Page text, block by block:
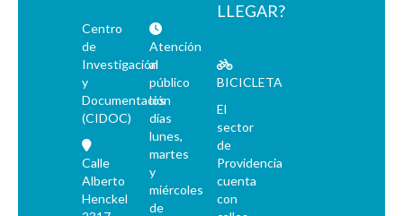
Centro
de
Investigación
y
Documentación
(CIDOC)
Calle
Alberto
Henckel
Atención
al
público
los
días
lunes,
martes
y
miércoles
de
LLEGAR?
BICICLETA
El
sector
de
Providencia
cuenta
con